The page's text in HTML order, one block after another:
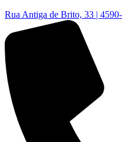
Rua Antiga de Brito, 33 |